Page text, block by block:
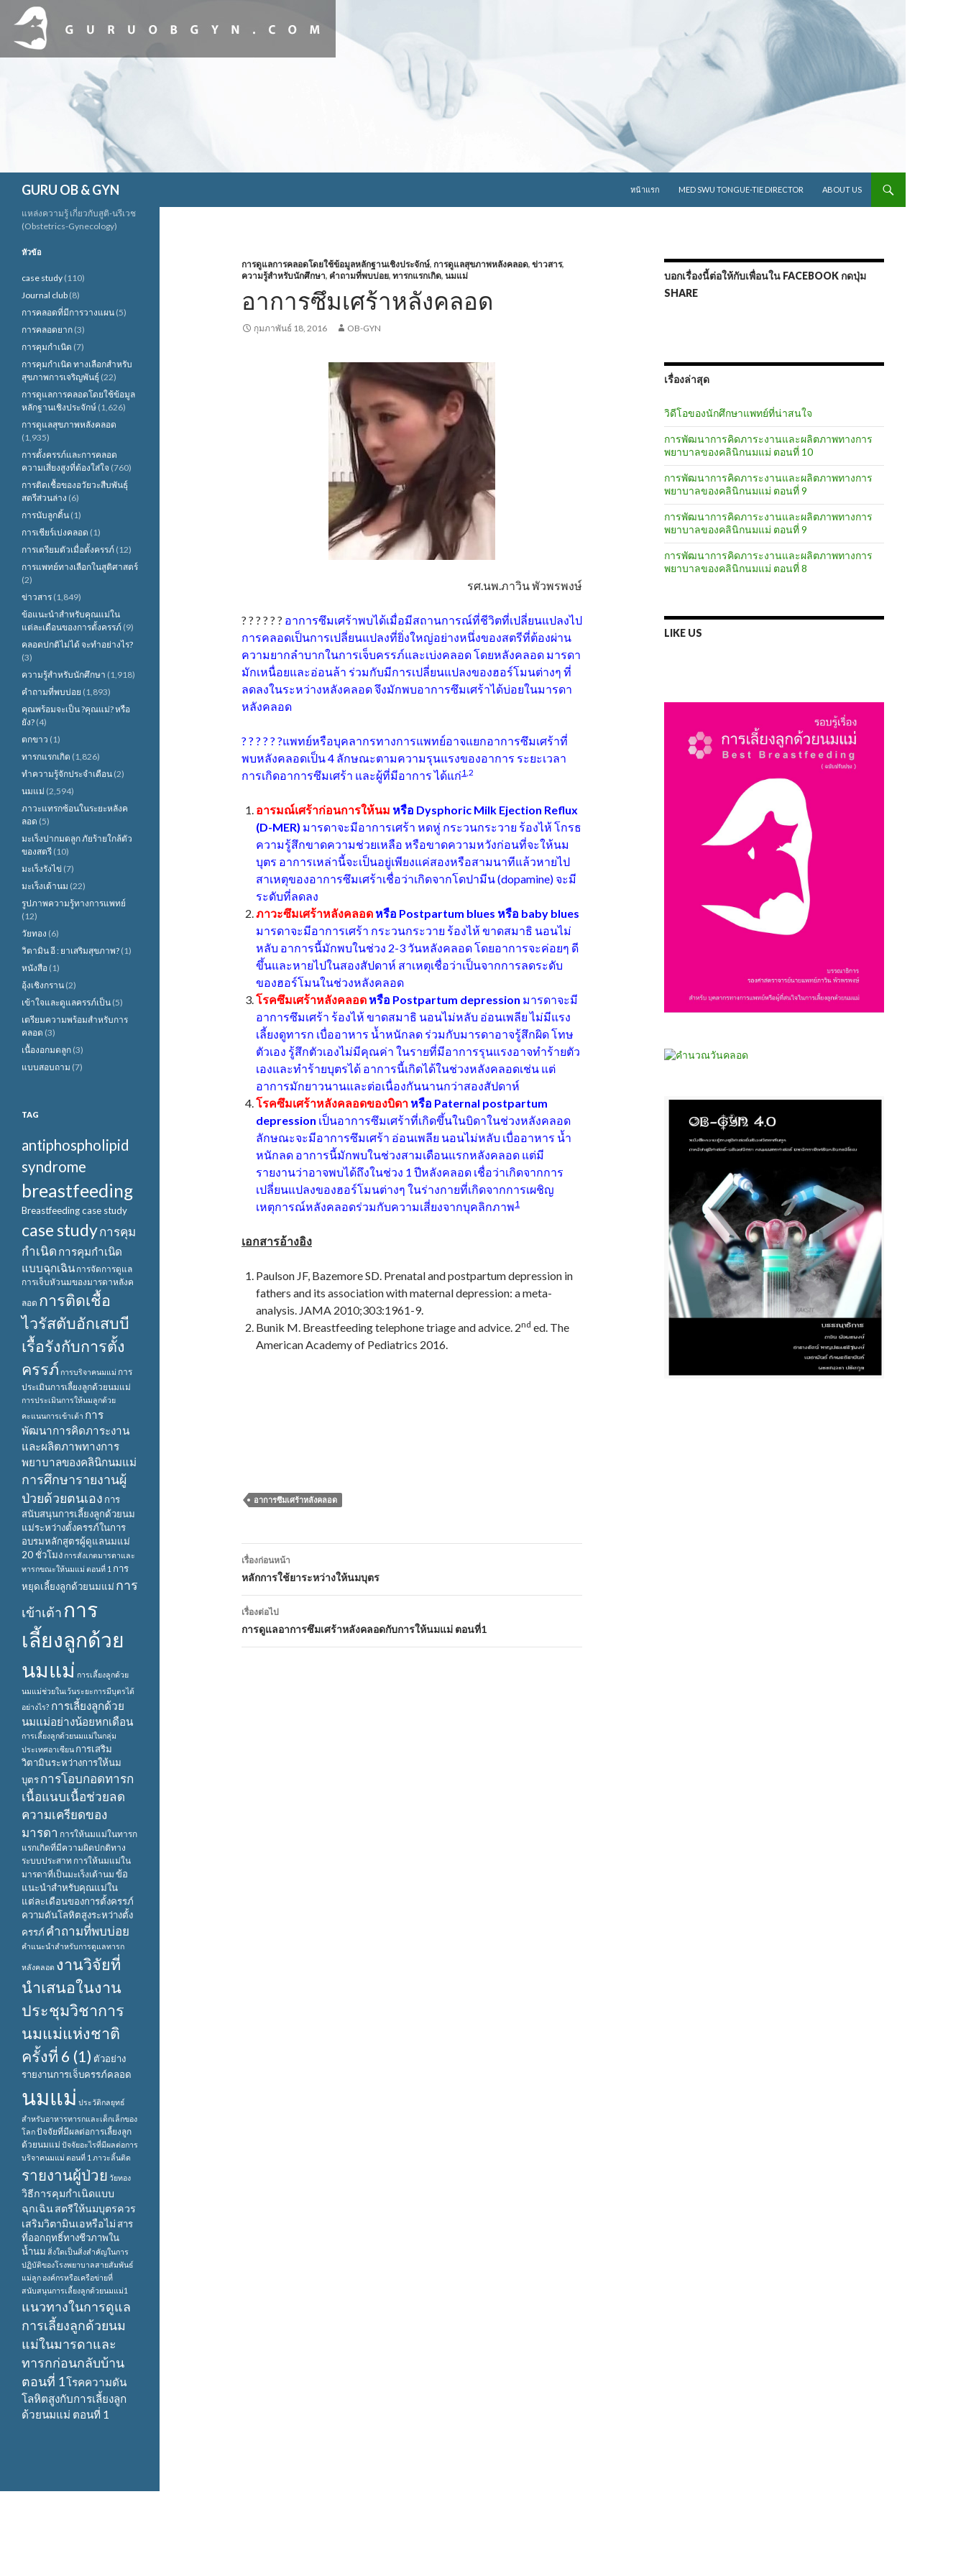
GURU OB & GYN
หน้าแรก
MED SWU TONGUE-TIE DIRECTOR ABOUT US
การดูแลการคลอดโดยใช้ข้อมูลหลักฐานเชิงประจักษ์, การดูแลสุขภาพหลังคลอด, ข่าวสาร,
ความรู้สำหรับนักศึกษา, คำถามที่พบบ่อย, ทารกแรกเกิด, นมแม่
อาการซึมเศร้าหลังคลอด
กุมภาพันธ์ 18, 2016 OB-GYN
รศ.นพ.ภาวิน พัวพรพงษ์
? ? ? ? ? ? อาการซึมเศร้าพบได้เมื่อมีสถานการณ์ที่ชีวิตที่เปลี่ยนแปลงไป
การคลอดเป็นการเปลี่ยนแปลงที่ยิ่งใหญ่อย่างหนึ่งของสตรีที่ต้องผ่าน
ความยากลำบากในการเจ็บครรภ์และเบ่งคลอด โดยหลังคลอด มารดา
มักเหนื่อยและอ่อนล้า ร่วมกับมีการเปลี่ยนแปลงของฮอร์โมนต่างๆ ที่
ลดลงในระหว่างหลังคลอด จึงมักพบอาการซึมเศร้าได้บ่อยในมารดา
หลังคลอด
? ? ? ? ? ?แพทย์หรือบุคลากรทางการแพทย์อาจแยกอาการซึมเศร้าที่
พบหลังคลอดเป็น 4 ลักษณะตามความรุนแรงของอาการ ระยะเวลา
การเกิดอาการซึมเศร้า และผู้ที่มีอาการ ได้แก่1 ,2
อารมณ์เศร้าก่อนการให้นม หรือ Dysphoric Milk Ejection Reflux
(D-MER) มารดาจะมีอาการเศร้า หดหู่ กระวนกระวาย ร้องไห้ โกรธ
ความรู้สึกขาดความช่วยเหลือ หรือขาดความหวังก่อนที่จะให้นม
บุตร อาการเหล่านี้จะเป็นอยู่เพียงแค่สองหรือสามนาทีแล้วหายไป
สาเหตุของอาการซึมเศร้าเชื่อว่าเกิดจากโดปามีน (dopamine) จะมี
ระดับที่ลดลง
ภาวะซึมเศร้าหลังคลอด หรือ Postpartum blues หรือ baby blues
มารดาจะมีอาการเศร้า กระวนกระวาย ร้องไห้ ขาดสมาธิ นอนไม่
หลับ อาการนี้มักพบในช่วง 2-3 วันหลังคลอด โดยอาการจะค่อยๆ ดี
ขึ้นและหายไปในสองสัปดาห์ สาเหตุเชื่อว่าเป็นจากการลดระดับ
ของฮอร์โมนในช่วงหลังคลอด
โรคซึมเศร้าหลังคลอด หรือ Postpartum depression มารดาจะมี
อาการซึมเศร้า ร้องไห้ ขาดสมาธิ นอนไม่หลับ อ่อนเพลีย ไม่มีแรง
เลี้ยงดูทารก เบื่ออาหาร น้ำหนักลด ร่วมกับมารดาอาจรู้สึกผิด โทษ
ตัวเอง รู้สึกตัวเองไม่มีคุณค่า ในรายที่มีอาการรุนแรงอาจทำร้ายตัว
เองและทำร้ายบุตรได้ อาการนี้เกิดได้ในช่วงหลังคลอดเช่น แต่
อาการมักยาวนานและต่อเนื่องกันนานกว่าสองสัปดาห์
โรคซึมเศร้าหลังคลอดของบิดา หรือ Paternal postpartum
depression เป็นอาการซึมเศร้าที่เกิดขึ้นในบิดาในช่วงหลังคลอด
ลักษณะจะมีอาการซึมเศร้า อ่อนเพลีย นอนไม่หลับ เบื่ออาหาร น้ำ
หนักลด อาการนี้มักพบในช่วงสามเดือนแรกหลังคลอด แต่มี
รายงานว่าอาจพบได้ถึงในช่วง 1 ปีหลังคลอด เชื่อว่าเกิดจากการ
เปลี่ยนแปลงของฮอร์โมนต่างๆ ในร่างกายที่เกิดจากการเผชิญ
เหตุการณ์หลังคลอดร่วมกับความเสี่ยงจากบุคลิกภาพ1
เอกสารอ้างอิง
Paulson JF, Bazemore SD. Prenatal and postpartum depression in
fathers and its association with maternal depression: a meta-
analysis. JAMA 2010;303:1961-9.
Bunik M. Breastfeeding telephone triage and advice. 2nd ed. The
American Academy of Pediatrics 2016.
อาการซึมเศร้าหลังคลอด
เมนู
นำทาง
เรื่อง
เรื่องก่อนหน้า
หลักการใช้ยาระหว่างให้นมบุตร
เรื่องต่อไป
การดูแลอาการซึมเศร้าหลังคลอดกับการให้นมแม่ ตอนที่1
บอกเรื่องนี้ต่อให้กับเพื่อนใน FACEBOOK กดปุ่ม
SHARE
เรื่องล่าสุด
วิดีโอของนักศึกษาแพทย์ที่น่าสนใจ
การพัฒนาการคิดภาระงานและผลิตภาพทางการ
พยาบาลของคลินิกนมแม่ ตอนที่ 10
การพัฒนาการคิดภาระงานและผลิตภาพทางการ
พยาบาลของคลินิกนมแม่ ตอนที่ 9
การพัฒนาการคิดภาระงานและผลิตภาพทางการ
พยาบาลของคลินิกนมแม่ ตอนที่ 9
การพัฒนาการคิดภาระงานและผลิตภาพทางการ
พยาบาลของคลินิกนมแม่ ตอนที่ 8
LIKE US
แหล่งความรู้ เกี่ยวกับสูติ-นรีเวช
(Obstetrics-Gynecology)
หัวข้อ
case study (110)
Journal club (8)
การคลอดที่มีการวางแผน (5)
การคลอดยาก (3)
การคุมกำเนิด (7)
การคุมกำเนิด ทางเลือกสำหรับ
สุขภาพการเจริญพันธุ์ (22)
การดูแลการคลอดโดยใช้ข้อมูล
หลักฐานเชิงประจักษ์ (1,626)
การดูแลสุขภาพหลังคลอด
(1,935)
การตั้งครรภ์และการคลอด
ความเสี่ยงสูงที่ต้องใส่ใจ (760)
การติดเชื้อของอวัยวะสืบพันธุ์
สตรีส่วนล่าง (6)
การนับลูกดิ้น (1)
การเชียร์เบ่งคลอด (1)
การเตรียมตัวเมื่อตั้งครรภ์ (12)
การแพทย์ทางเลือกในสูติศาสตร์
(2)
ข่าวสาร (1,849)
ข้อแนะนำสำหรับคุณแม่ใน
แต่ละเดือนของการตั้งครรภ์ (9)
คลอดปกติไม่ได้ จะทำอย่างไร?
(3)
ความรู้สำหรับนักศึกษา (1,918)
คำถามที่พบบ่อย (1,893)
คุณพร้อมจะเป็น ?คุณแม่? หรือ
ยัง? (4)
ตกขาว (1)
ทารกแรกเกิด (1,826)
ทำความรู้จักประจำเดือน (2)
นมแม่ (2,594)
ภาวะแทรกซ้อนในระยะหลังค
ลอด (5)
มะเร็งปากมดลูก ภัยร้ายใกล้ตัว
ของสตรี (10)
มะเร็งรังไข่ (7)
มะเร็งเต้านม (22)
รูปภาพความรู้ทางการแพทย์
(12)
วัยทอง (6)
วิตามิน อี : ยาเสริมสุขภาพ? (1)
หนังสือ (1)
อุ้งเชิงกราน (2)
เข้าใจและดูแลครรภ์เป็น (5)
เตรียมความพร้อมสำหรับการ
คลอด (3)
เนื้องอกมดลูก (3)
แบบสอบถาม (7)
TAG
antiphospholipid
syndrome
breastfeeding
Breastfeeding case study
case studyการคุม
กำเนิด การคุมกำเนิด
แบบฉุกเฉิน การจัดการดูแล
การเจ็บหัวนมของมารดาหลังค
ลอด การติดเชื้อ
ไวรัสตับอักเสบบี
เรื้อรังกับการตั้ง
ครรภ์ การบริจาคนมแม่ การ
ประเมินการเลี้ยงลูกด้วยนมแม่
การประเมินการให้นมลูกด้วย
คะแนนการเข้าเต้า การ
พัฒนาการคิดภาระงาน
และผลิตภาพทางการ
พยาบาลของคลินิกนมแม่
การศึกษารายงานผู้
ป่วยด้วยตนเอง การ
สนับสนุนการเลี้ยงลูกด้วยนม
แม่ระหว่างตั้งครรภ์ในการ
อบรมหลักสูตรผู้ดูแลนมแม่
20 ชั่วโมงการสังเกตมารดาและ
ทารกขณะให้นมแม่ ตอนที่ 1 การ
หยุดเลี้ยงลูกด้วยนมแม่ การ
เข้าเต้าการ
เลี้ยงลูกด้วย
นมแม่ การเลี้ยงลูกด้วย
นมแม่ช่วยในเว้นระยะการมีบุตรได้
อย่างไร? การเลี้ยงลูกด้วย
นมแม่อย่างน้อยหกเดือน
การเลี้ยงลูกด้วยนมแม่ในกลุ่ม
ประเทศอาเซียน การเสริม
วิตามินระหว่างการให้นม
บุตรการโอบกอดทารก
เนื้อแนบเนื้อช่วยลด
ความเครียดของ
มารดา การให้นมแม่ในทารก
แรกเกิดที่มีความผิดปกติทาง
ระบบประสาท การให้นมแม่ใน
มารดาที่เป็นมะเร็งเต้านม ข้อ
แนะนำสำหรับคุณแม่ใน
แต่ละเดือนของการตั้งครรภ์
ความดันโลหิตสูงระหว่างตั้ง
ครรภ์ คำถามที่พบบ่อย
คำแนะนำสำหรับการดูแลทารก
หลังคลอด งานวิจัยที่
นำเสนอในงาน
ประชุมวิชาการ
นมแม่แห่งชาติ
ครั้งที่ 6 (1) ตัวอย่าง
รายงานการเจ็บครรภ์คลอด
นมแม่ ประวัติกลยุทธ์
สำหรับอาหารทารกและเด็กเล็กของ
โลกปัจจัยที่มีผลต่อการเลี้ยงลูก
ด้วยนมแม่ ปัจจัยอะไรที่มีผลต่อการ
บริจาคนมแม่ ตอนที่ 1 ภาวะลิ้นติด
รายงานผู้ป่วย วัยทอง
วิธีการคุมกำเนิดแบบ
ฉุกเฉินสตรีให้นมบุตรควร
เสริมวิตามินเอหรือไม่ สาร
ที่ออกฤทธิ์ทางชีวภาพใน
น้ำนม สิ่งใดเป็นสิ่งสำคัญในการ
ปฏิบัติของโรงพยาบาลสายสัมพันธ์
แม่ลูก องค์กรหรือเครือข่ายที่
สนับสนุนการเลี้ยงลูกด้วยนมแม่1
แนวทางในการดูแล
การเลี้ยงลูกด้วยนม
แม่ในมารดาและ
ทารกก่อนกลับบ้าน
ตอนที่ 1โรคความดัน
โลหิตสูงกับการเลี้ยงลูก
ด้วยนมแม่ ตอนที่ 1